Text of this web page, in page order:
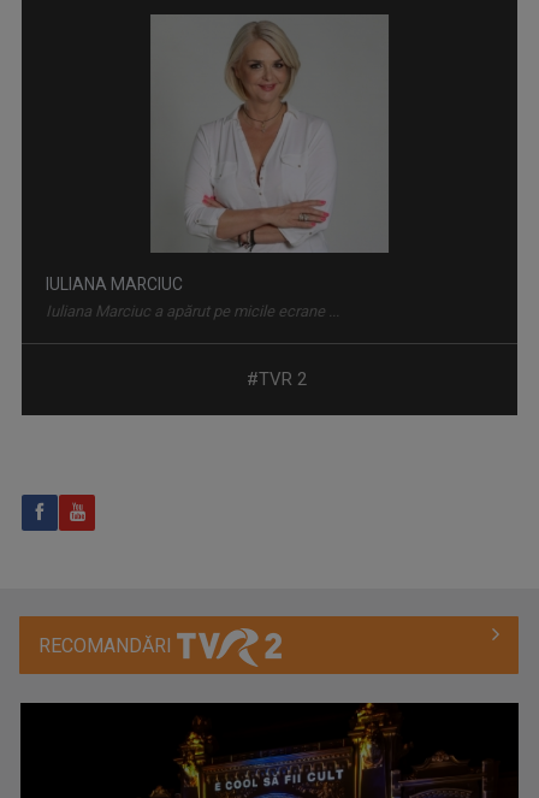
Tot ce contează cu adevărat în educația din ...
KALIMERA
DANIELA ZECA-BUZURA
ANDREI BĂRBULESCU
#TVR 2
RECOMANDĂRI